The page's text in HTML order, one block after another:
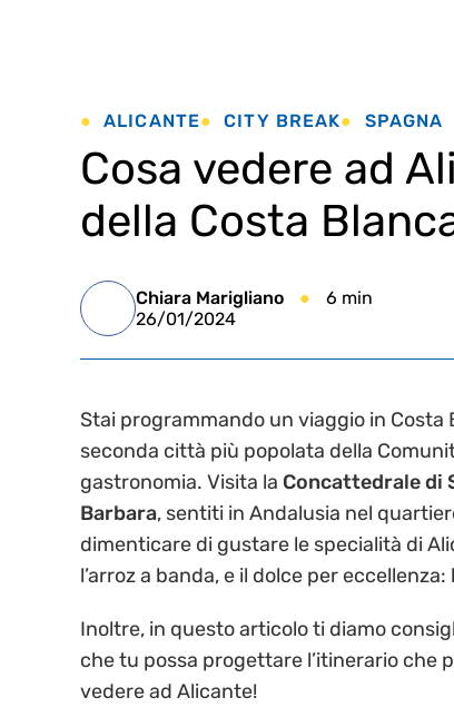
ALICANTE CITY BREAK SPAGNA
Cosa vedere ad
della Costa
Chiara Marigliano
6 min
26/01/2024
Stai programmando un viaggio in Costa
seconda città più popolata della
gastronomia. Visita la Concattedrale di
Barbara, sentiti in Andalusia nel
dimenticare di gustare le specialità di
l’arroz a banda, e il dolce per eccellenza:
Inoltre, in questo articolo ti diamo
che tu possa progettare l’itinerario che
vedere ad Alicante!